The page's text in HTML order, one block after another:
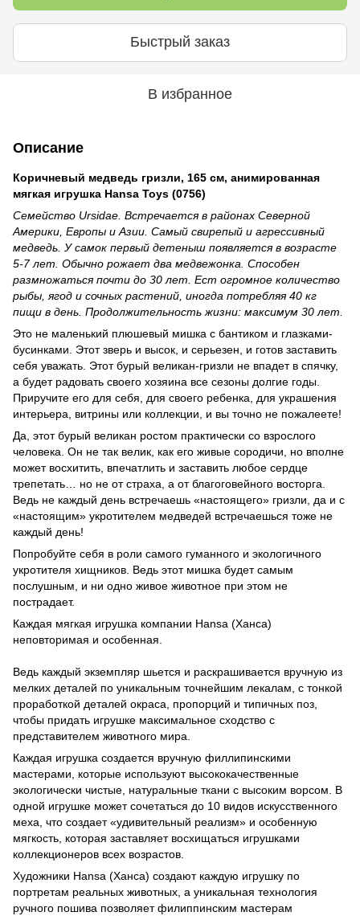
Быстрый заказ
В избранное
Описание
Коричневый медведь гризли, 165 см, анимированная
мягкая игрушка Hansa Toys (0756)
Семейство Ursidae. Встречается в районах Северной
Америки, Европы и Азии. Самый свирепый и агрессивный
медведь. У самок первый детеныш появляется в возрасте
5-7 лет. Обычно рожает два медвежонка. Способен
размножаться почти до 30 лет. Ест огромное количество
рыбы, ягод и сочных растений, иногда потребляя 40 кг
пищи в день. Продолжительность жизни: максимум 30 лет.
Это не маленький плюшевый мишка с бантиком и глазками-
бусинками. Этот зверь и высок, и серьезен, и готов заставить
себя уважать. Этот бурый великан-гризли не впадет в спячку,
а будет радовать своего хозяина все сезоны долгие годы.
Приручите его для себя, для своего ребенка, для украшения
интерьера, витрины или коллекции, и вы точно не пожалеете!
Да, этот бурый великан ростом практически со взрослого
человека. Он не так велик, как его живые сородичи, но вполне
может восхитить, впечатлить и заставить любое сердце
трепетать… но не от страха, а от благоговейного восторга.
Ведь не каждый день встречаешь «настоящего» гризли, да и с
«настоящим» укротителем медведей встречаешься тоже не
каждый день!
Попробуйте себя в роли самого гуманного и экологичного
укротителя хищников. Ведь этот мишка будет самым
послушным, и ни одно живое животное при этом не
пострадает.
Каждая мягкая игрушка компании Hansa (Ханса)
неповторимая и особенная.
Ведь каждый экземпляр шьется и раскрашивается вручную из
мелких деталей по уникальным точнейшим лекалам, с тонкой
проработкой деталей окраса, пропорций и типичных поз,
чтобы придать игрушке максимальное сходство с
представителем животного мира.
Каждая игрушка создается вручную филлипинскими
мастерами, которые используют высококачественные
экологически чистые, натуральные ткани с высоким ворсом. В
одной игрушке может сочетаться до 10 видов искусственного
меха, что создает «удивительный реализм» и особенную
мягкость, которая заставляет восхищаться игрушками
коллекционеров всех возрастов.
Художники Hansa (Ханса) создают каждую игрушку по
портретам реальных животных, а уникальная технология
ручного пошива позволяет филиппинским мастерам